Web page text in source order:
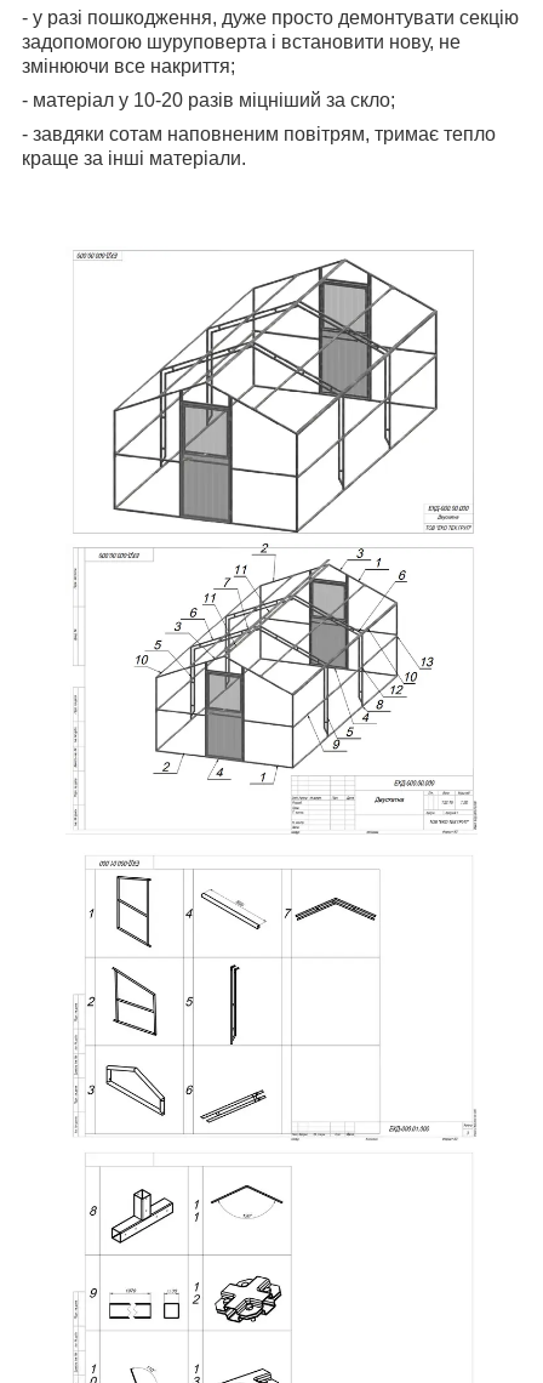
- у разі пошкодження, дуже просто демонтувати секцію
задопомогою шуруповерта і встановити нову, не
змінюючи все накриття;
- матеріал у 10-20 разів міцніший за скло;
- завдяки сотам наповненим повітрям, тримає тепло
краще за інші матеріали.